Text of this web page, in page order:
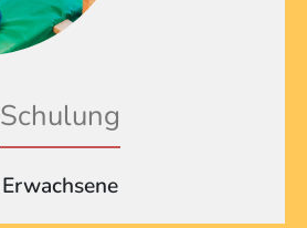
Schulung
Erwachsene